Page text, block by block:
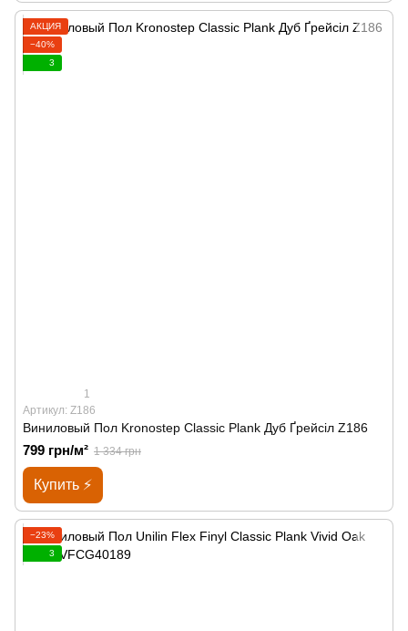
АКЦИЯ
−40%
3
1
Артикул: Z186
Виниловый Пол Kronostep Classic Plank Дуб Ґрейсіл Z186
799 грн/м² 1 334 грн
Купить ⚡
−23%
3